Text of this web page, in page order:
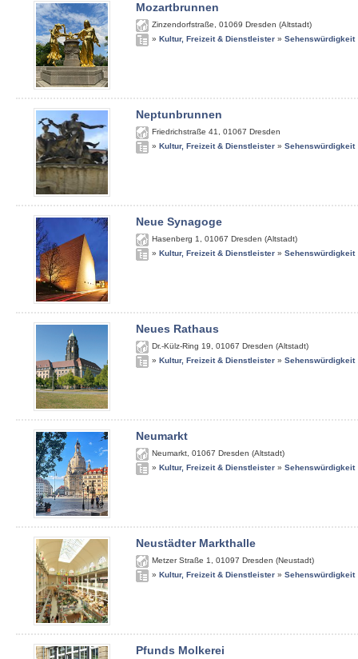
Mozartbrunnen
Zinzendorfstraße 01069 Dresden (Altstadt)
» Kultur, Freizeit & Dienstleister » Sehenswürdigkeit
Neptunbrunnen
Friedrichstraße 41 01067 Dresden
» Kultur, Freizeit & Dienstleister » Sehenswürdigkeit
Neue Synagoge
Hasenberg 1 01067 Dresden (Altstadt)
» Kultur, Freizeit & Dienstleister » Sehenswürdigkeit
Neues Rathaus
Dr.-Külz-Ring 19 01067 Dresden (Altstadt)
» Kultur, Freizeit & Dienstleister » Sehenswürdigkeit
Neumarkt
Neumarkt 01067 Dresden (Altstadt)
» Kultur, Freizeit & Dienstleister » Sehenswürdigkeit
Neustädter Markthalle
Metzer Straße 1 01097 Dresden (Neustadt)
» Kultur, Freizeit & Dienstleister » Sehenswürdigkeit
Pfunds Molkerei